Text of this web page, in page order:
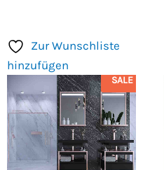
Zur Wunschliste
hinzufügen
SALE